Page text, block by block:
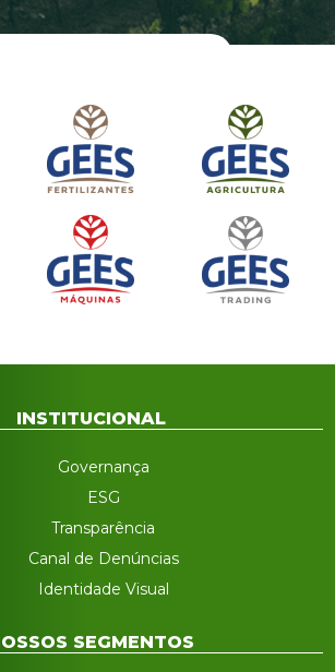
INSTITUCIONAL
Governança
ESG
Transparência
Canal de Denúncias
Identidade Visual
SEGMENTOS